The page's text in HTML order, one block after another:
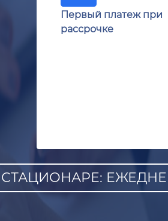
Первый платеж при
рассрочке